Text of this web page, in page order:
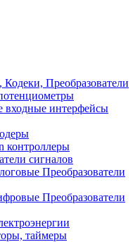
Преобразователи
входные интерфейсы
контроллеры
сигналов
Преобразователи
Преобразователи
таймеры